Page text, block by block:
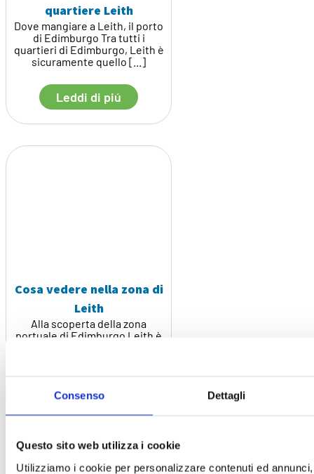
Consenso Dettagli
Questo sito web utilizza i cookie
Utilizziamo i cookie per personalizzare contenuti ed
quartiere Leith
Dove mangiare a Leith, il porto
di Edimburgo Tra tutti i
quartieri di Edimburgo, Leith è
sicuramente quello [...]
Leddi di piú
Cosa vedere nella zona di
Leith
Alla scoperta della zona
portuale di Edimburgo Leith è
Leddi di piú